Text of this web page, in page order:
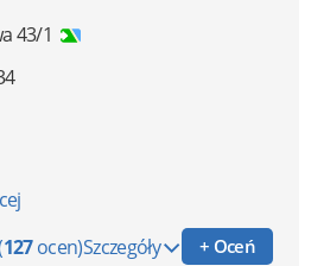
43/1
127ocen)Szczegóły + Oceń